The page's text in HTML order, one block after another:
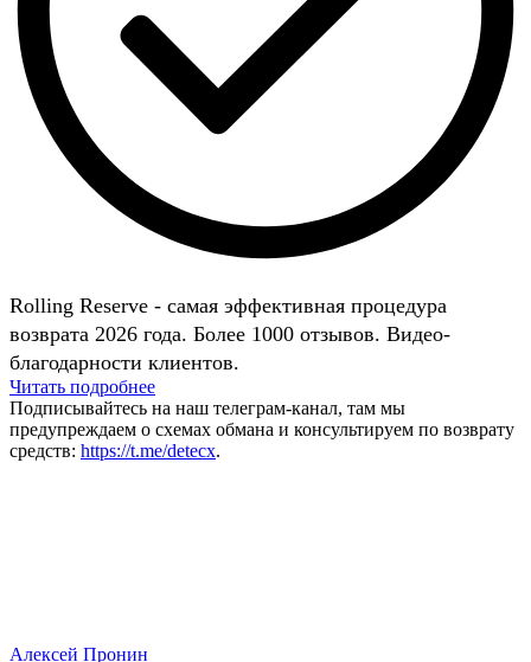
Rolling Reserve - самая эффективная процедура
возврата 2026 года. Более 1000 отзывов. Видео-
благодарности клиентов.
Читать подробнее
Подписывайтесь на наш телеграм-канал, там мы
предупреждаем о схемах обмана и консультируем по возврату
средств: https://t.me/detecx.
Алексей Пронин